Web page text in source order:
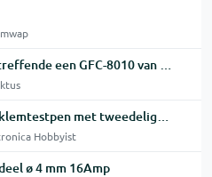
Service informatie betreffende een GFC-8010 van GW
Flexibele Hirschmann klemtestpen met tweedelige klem.
Hobbyist
ø 4 mm 16Amp